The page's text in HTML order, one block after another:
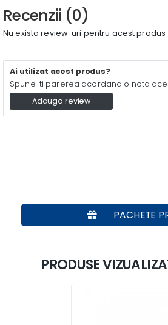
Recenzii (0)
Nu exista review-uri pentru acest produs
Ai utilizat acest produs?
Spune-ti parerea acordand o nota
Adauga review
PACHETE
PRODUSE